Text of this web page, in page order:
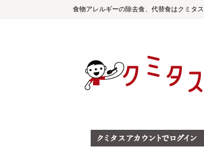
食物アレルギーの除去食、代替食はクミタス